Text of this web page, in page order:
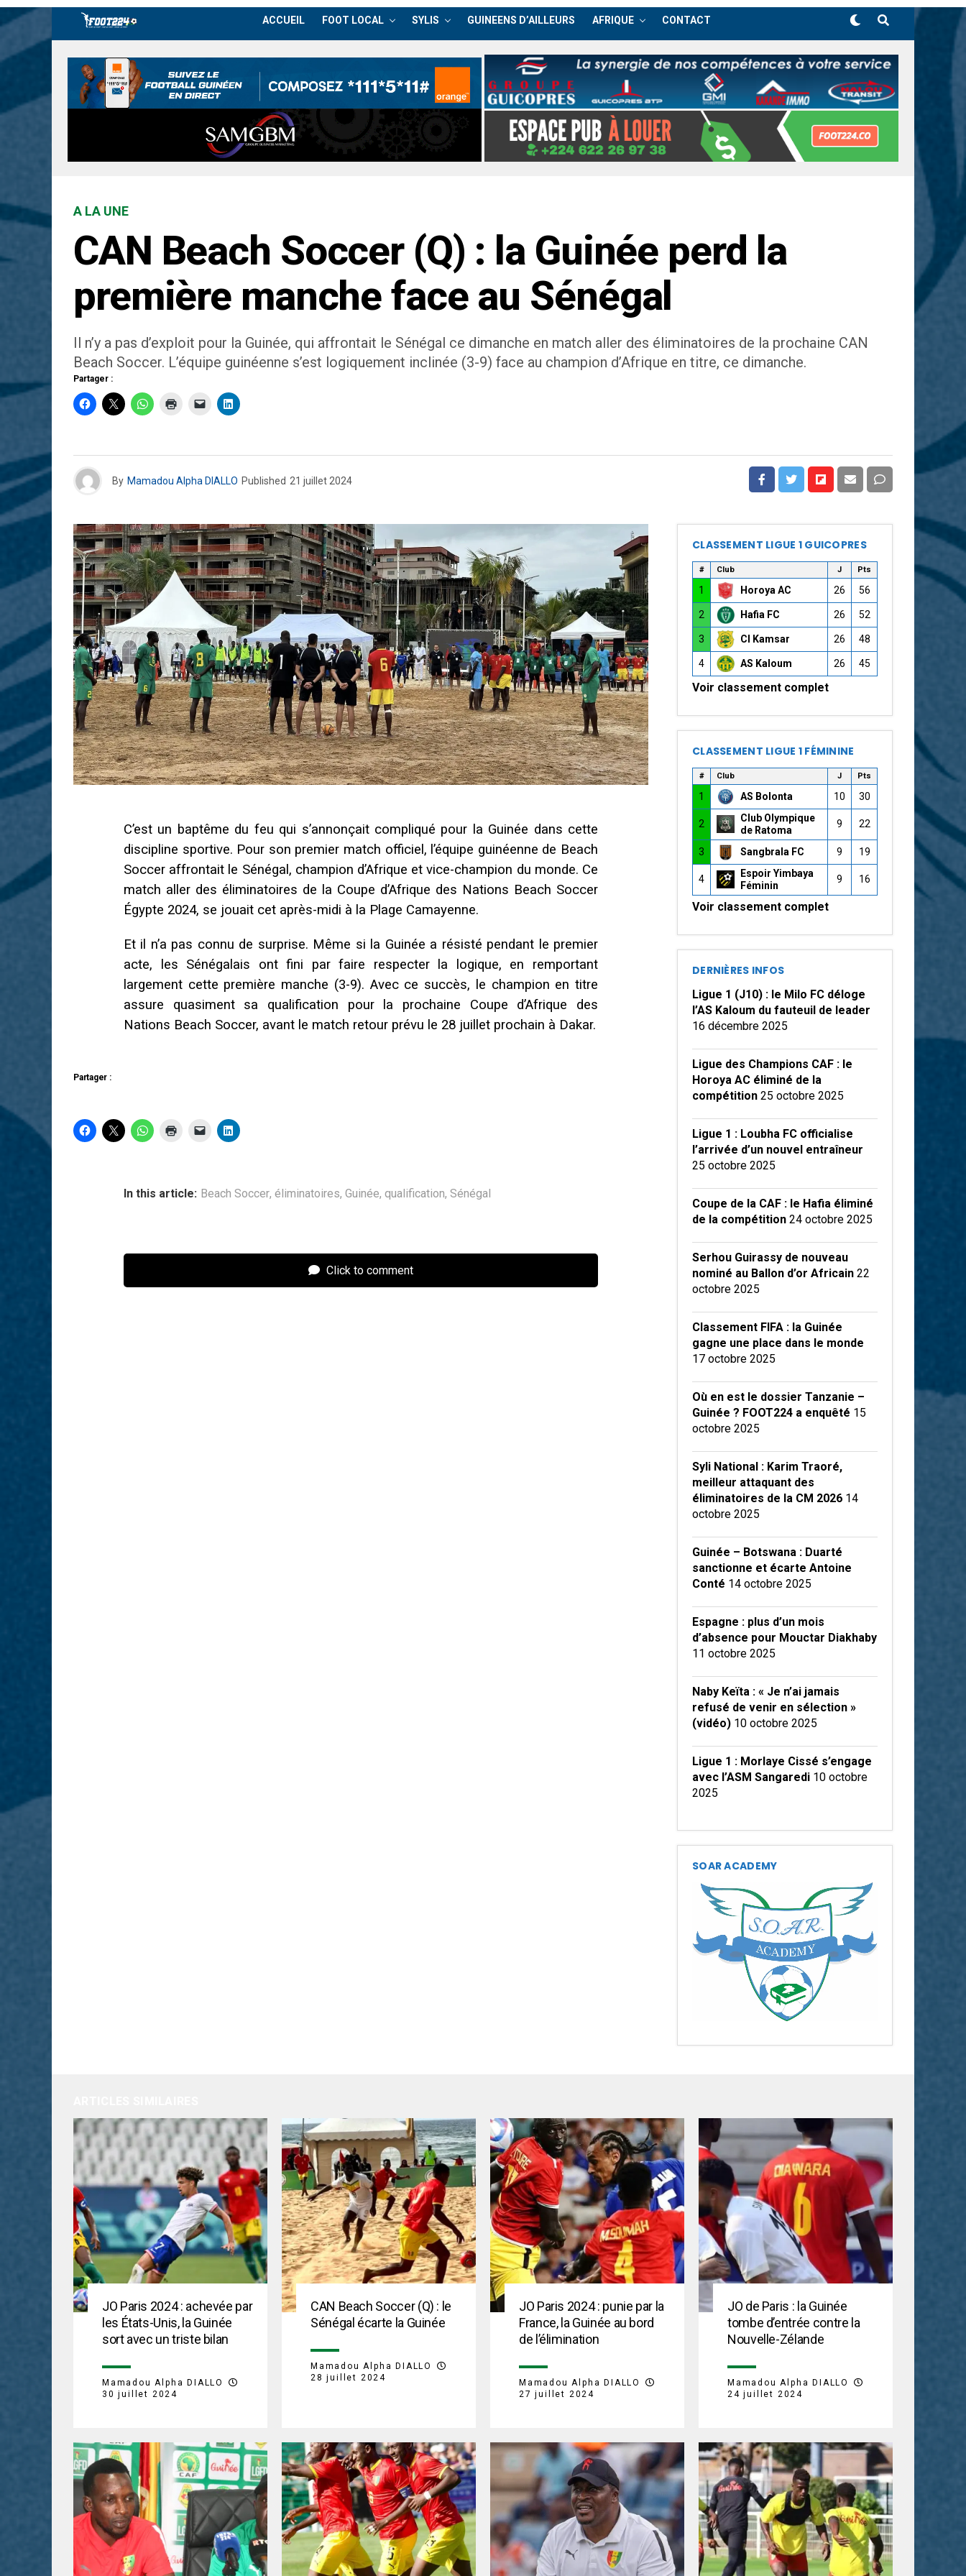
ACCUEIL FOOT LOCAL SYLIS GUINEENS D’AILLEURS AFRIQUE CONTACT
A LA UNE
CAN Beach Soccer (Q) : la Guinée perd la
première manche face au Sénégal
Il n’y a pas d’exploit pour la Guinée, qui affrontait le Sénégal ce dimanche en match aller des éliminatoires de la prochaine CAN
Beach Soccer. L’équipe guinéenne s’est logiquement inclinée (3-9) face au champion d’Afrique en titre, ce dimanche.
Partager :
By Mamadou Alpha DIALLO Published 21 juillet 2024
C’est un baptême du feu qui s’annonçait compliqué pour la Guinée dans cette
discipline sportive. Pour son premier match officiel, l’équipe guinéenne de Beach
Soccer affrontait le Sénégal, champion d’Afrique et vice-champion du monde. Ce
match aller des éliminatoires de la Coupe d’Afrique des Nations Beach Soccer
Égypte 2024, se jouait cet après-midi à la Plage Camayenne.
Et il n’a pas connu de surprise. Même si la Guinée a résisté pendant le premier
acte, les Sénégalais ont fini par faire respecter la logique, en remportant
largement cette première manche (3-9). Avec ce succès, le champion en titre
assure quasiment sa qualification pour la prochaine Coupe d’Afrique des
Nations Beach Soccer, avant le match retour prévu le 28 juillet prochain à Dakar.
Partager :
In this article: Beach Soccer, éliminatoires, Guinée, qualification, Sénégal
Click to comment
CLASSEMENT LIGUE 1 GUICOPRES
# Club J Pts
1 Horoya AC 26 56
2 Hafia FC 26 52
3 CI Kamsar 26 48
4 AS Kaloum 26 45
Voir classement complet
CLASSEMENT LIGUE 1 FÉMININE
# Club J Pts
1 AS Bolonta 10 30
2
Club Olympique
de Ratoma
9 22
3 Sangbrala FC 9 19
4
Espoir Yimbaya
Féminin
9 16
Voir classement complet
DERNIÈRES INFOS
Ligue 1 (J10) : le Milo FC déloge
l’AS Kaloum du fauteuil de leader
16 décembre 2025
Ligue des Champions CAF : le
Horoya AC éliminé de la
compétition 25 octobre 2025
Ligue 1 : Loubha FC officialise
l’arrivée d’un nouvel entraîneur
25 octobre 2025
Coupe de la CAF : le Hafia éliminé
de la compétition 24 octobre 2025
Serhou Guirassy de nouveau
nominé au Ballon d’or Africain 22
octobre 2025
Classement FIFA : la Guinée
gagne une place dans le monde
17 octobre 2025
Où en est le dossier Tanzanie –
Guinée ? FOOT224 a enquêté 15
octobre 2025
Syli National : Karim Traoré,
meilleur attaquant des
éliminatoires de la CM 2026 14
octobre 2025
Guinée – Botswana : Duarté
sanctionne et écarte Antoine
Conté 14 octobre 2025
Espagne : plus d’un mois
d’absence pour Mouctar Diakhaby
11 octobre 2025
Naby Keïta : « Je n’ai jamais
refusé de venir en sélection »
(vidéo) 10 octobre 2025
Ligue 1 : Morlaye Cissé s’engage
avec l’ASM Sangaredi 10 octobre
2025
SOAR ACADEMY
JO Paris 2024 : achevée par
les États-Unis, la Guinée
sort avec un triste bilan
Mamadou Alpha DIALLO
30 juillet 2024
CAN Beach Soccer (Q) : le
Sénégal écarte la Guinée
Mamadou Alpha DIALLO
28 juillet 2024
JO Paris 2024 : punie par la
France, la Guinée au bord
de l’élimination
Mamadou Alpha DIALLO
27 juillet 2024
JO de Paris : la Guinée
tombe d’entrée contre la
Nouvelle-Zélande
Mamadou Alpha DIALLO
24 juillet 2024